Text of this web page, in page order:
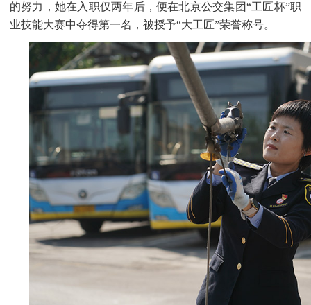
的努力，她在入职仅两年后，便在北京公交集团“工匠杯”职
业技能大赛中夺得第一名，被授予“大工匠”荣誉称号。